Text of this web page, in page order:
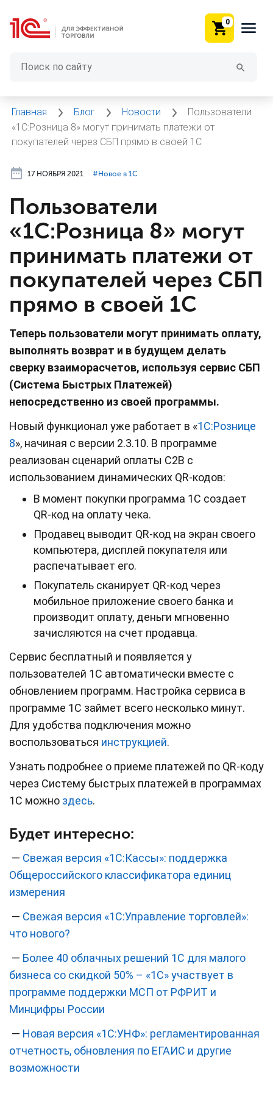
0
Главная Блог Новости
Пользователи
«1С:Розница 8» могут принимать платежи от
покупателей через СБП прямо в своей 1С
17 НОЯБРЯ 2021 #⁣Новое в 1С
Пользователи
«1С:Розница 8» могут
принимать платежи от
покупателей через СБП
прямо в своей 1С
Теперь пользователи могут принимать оплату,
выполнять возврат и в будущем делать
сверку взаиморасчетов, используя сервис СБП
(Система Быстрых Платежей)
непосредственно из своей программы.
Новый функционал уже работает в «1С:Рознице
8», начиная с версии 2.3.10. В программе
реализован сценарий оплаты С2В с
использованием динамических QR-кодов:
В момент покупки программа 1С создает
QR-код на оплату чека.
Продавец выводит QR-код на экран своего
компьютера, дисплей покупателя или
распечатывает его.
Покупатель сканирует QR-код через
мобильное приложение своего банка и
производит оплату, деньги мгновенно
зачисляются на счет продавца.
Сервис бесплатный и появляется у
пользователей 1С автоматически вместе с
обновлением программ. Настройка сервиса в
программе 1С займет всего несколько минут.
Для удобства подключения можно
воспользоваться инструкцией.
Узнать подробнее о приеме платежей по QR-коду
через Систему быстрых платежей в программах
1С можно здесь.
Будет интересно:
— Свежая версия «1С:Кассы»: поддержка
Общероссийского классификатора единиц
измерения
— ‎Свежая версия «1С:Управление торговлей»:
что нового?
— Более 40 облачных решений 1С для малого
бизнеса со скидкой 50% – «1С» участвует в
программе поддержки МСП от РФРИТ и
Минцифры России
— Новая версия «1С:УНФ»: регламентированная
отчетность, обновления по ЕГАИС и другие
возможности